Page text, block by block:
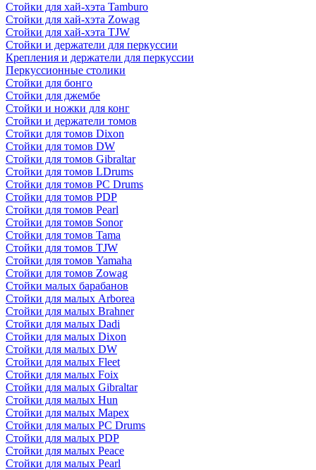
Стойки для хай-хэта Tamburo
Стойки для хай-хэта Zowag
Стойки для хай-хэта TJW
Стойки и держатели для перкуссии
Крепления и держатели для перкуссии
Перкуссионные столики
Стойки для бонго
Стойки для джембе
Стойки и ножки для конг
Стойки и держатели томов
Стойки для томов Dixon
Стойки для томов DW
Стойки для томов Gibraltar
Стойки для томов LDrums
Стойки для томов PC Drums
Стойки для томов PDP
Стойки для томов Pearl
Стойки для томов Sonor
Стойки для томов Tama
Стойки для томов TJW
Стойки для томов Yamaha
Стойки для томов Zowag
Стойки малых барабанов
Стойки для малых Arborea
Стойки для малых Brahner
Стойки для малых Dadi
Стойки для малых Dixon
Стойки для малых DW
Стойки для малых Fleet
Стойки для малых Foix
Стойки для малых Gibraltar
Стойки для малых Hun
Стойки для малых Mapex
Стойки для малых PC Drums
Стойки для малых PDP
Стойки для малых Peace
Стойки для малых Pearl